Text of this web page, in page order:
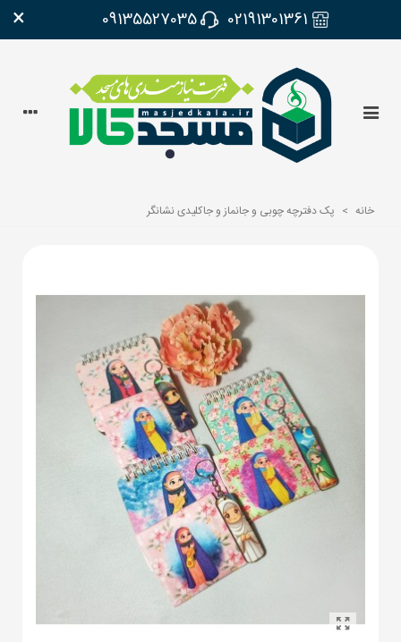
02191301361
09135527035
×
خانه > پک دفترچه چوبی و جانماز و جاکلیدی نشانگر